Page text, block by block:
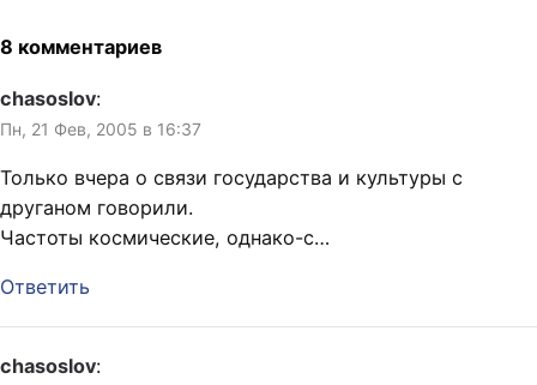
кусочков человеческой
кожи. Чуть позже нашли
ещё одну. Дальше события
развивались следующим
образом: домохозяйка
девочка засунула голову…
8 комментариев
chasoslov:
Пн, 21 Фев, 2005 в 16:37
Только вчера о связи государства и культуры с
друганом говорили.
Частоты космические, однако-с…
Ответить
chasoslov: